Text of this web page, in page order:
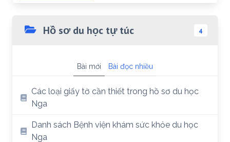
Hồ sơ du học tự túc 4
Bài mới Bài đọc nhiều
Các loại giấy tờ cần thiết trong hồ sơ du học
Nga
Danh sách Bệnh viện khám sức khỏe du học
Nga